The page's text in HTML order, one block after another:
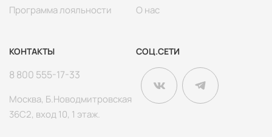
Программа лояльности
О нас
КОНТАКТЫ
8 800 555-17-33
Москва, Б.Новодмитровская
36С2, вход 10, 1 этаж.
СОЦ.СЕТИ